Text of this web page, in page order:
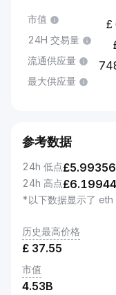
市值
24H 交易量
流通供应量
最大供应量
参考数据
24h 低点£
24h 高点£
*以下数据显示了 eth
历史最高价格
£ 37.55
市值
4.53B